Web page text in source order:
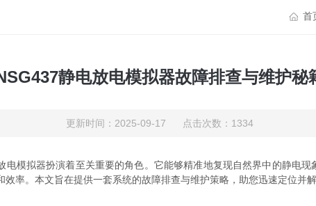
首
静电放电模拟器故障排查与维护秘
更新时间：2025-09-17 点击次数：1334
拟器扮演着至关重要的角色。它能够精准地复现自然界中的静电现
率。本文旨在提供一套系统的故障排查与维护策略，助您迅速定位并